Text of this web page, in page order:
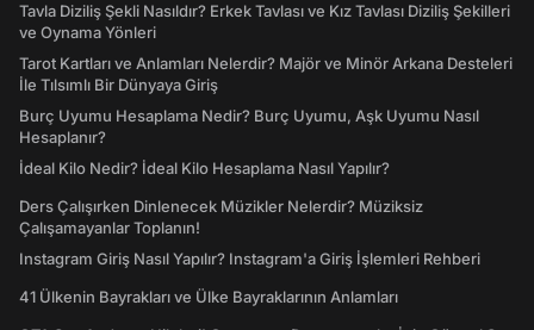
Tavla Diziliş Şekli Nasıldır? Erkek Tavlası ve Kız Tavlası Diziliş Şekilleri
ve Oynama Yönleri
Tarot Kartları ve Anlamları Nelerdir? Majör ve Minör Arkana Desteleri
İle Tılsımlı Bir Dünyaya Giriş
Burç Uyumu Hesaplama Nedir? Burç Uyumu, Aşk Uyumu Nasıl
Hesaplanır?
İdeal Kilo Nedir? İdeal Kilo Hesaplama Nasıl Yapılır?
Ders Çalışırken Dinlenecek Müzikler Nelerdir? Müziksiz
Çalışamayanlar Toplanın!
Instagram Giriş Nasıl Yapılır? Instagram'a Giriş İşlemleri Rehberi
41 Ülkenin Bayrakları ve Ülke Bayraklarının Anlamları